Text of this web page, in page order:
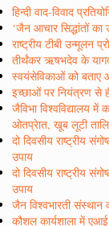
हिन्दी वाद-विवाद
‘जैन आचार सिद्धांतों का
राष्ट्रीय टीबी उन्मूलन
तीर्थंकर ऋषभदेव के
स्वयंसेविकाओं को बताए
इच्छाओं पर नियंत्रण से
जैविभा विश्वविद्यालय
ओतप्रेात, खूब लूटी
दो दिवसीय राष्ट्रीय
उपाय
दो दिवसीय राष्ट्रीय
उपाय
जैन विश्वभारती संस्थान
कौशल कार्यशाला में